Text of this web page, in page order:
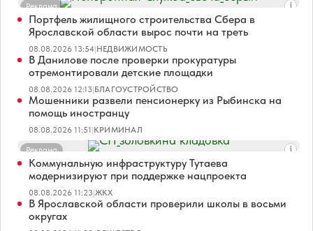
Реклама
Портфель жилищного строительства Сбера в
Ярославской области вырос почти на треть
08.08.2026 13:54|НЕДВИЖИМОСТЬ
В Данилове после проверки прокуратуры
отремонтировали детские площадки
08.08.2026 12:13|БЛАГОУСТРОЙСТВО
Мошенники развели пенсионерку из Рыбинска на
помощь иностранцу
08.08.2026 11:51|КРИМИНАЛ
Реклама
Коммунальную инфраструктуру Тутаева
модернизируют при поддержке нацпроекта
08.08.2026 11:23|ЖКХ
В Ярославской области проверили школы в восьми
округах